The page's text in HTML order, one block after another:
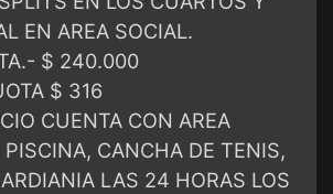
EN AREA SOCIAL.
$ 240.000
$ 316
CUENTA CON AREA
CANCHA DE TENIS,
LAS 24 HORAS LOS